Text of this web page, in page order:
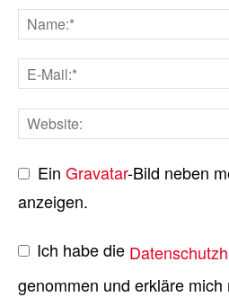
EinGravatar-Bild neben
anzeigen.
Ich habe die
genommen und erkläre